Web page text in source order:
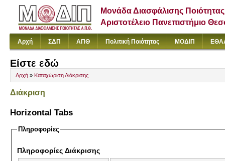
Μονάδα Διασφάλισης Ποιότητας
Αριστοτέλειο Πανεπιστήμιο
Αρχή ΣΔΠ ΑΠΘ Πολιτική Ποιότητας ΜΟΔΙΠ
Είστε εδώ
Αρχή » Καταχώριση Διάκρισης
Διάκριση
Horizontal Tabs
Πληροφορίες
Πληροφορίες Διάκρισης